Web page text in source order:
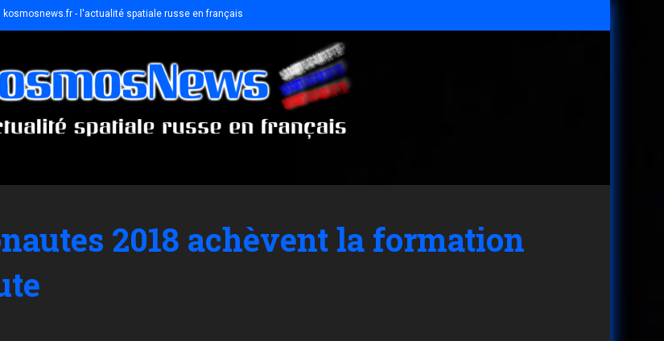
kosmosnews.fr - l'actualité spatiale russe en français
2018 achèvent la formation